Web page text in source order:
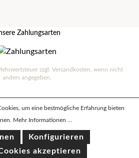
Zahlungsarten
zzgl. Versandkosten , wenn nicht
anders angegeben.
um eine bestmögliche Erfahrung bieten
Mehr Informationen ...
Konfigurieren
akzeptieren